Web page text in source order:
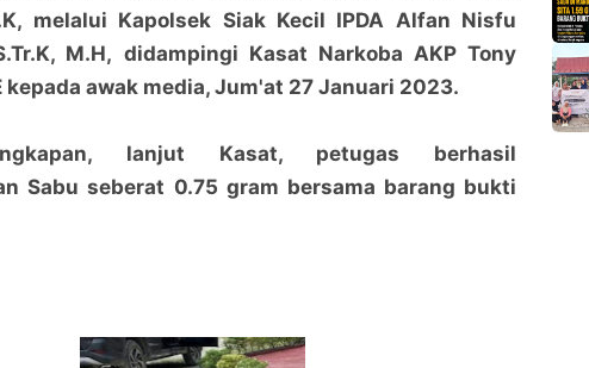
melalui Kapolsek Siak Kecil IPDA Alfan Nisfu
M.H, didampingi Kasat Narkoba AKP Tony
kepada awak media, Jum'at 27 Januari 2023.
lanjut Kasat, petugas berhasil
Sabu seberat 0.75 gram bersama barang bukti